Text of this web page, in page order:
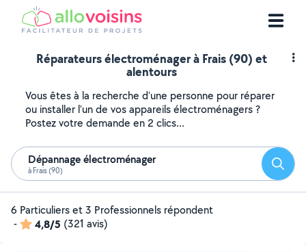
Réparateurs électroménager à Frais (90) et
alentours
Vous êtes à la recherche d'une personne pour réparer
ou installer l'un de vos appareils électroménagers ?
Postez votre demande en 2 clics...
Dépannage électroménager
à Frais (90)
6 Particuliers et 3 Professionnels répondent
-
4,8/5 (321 avis)